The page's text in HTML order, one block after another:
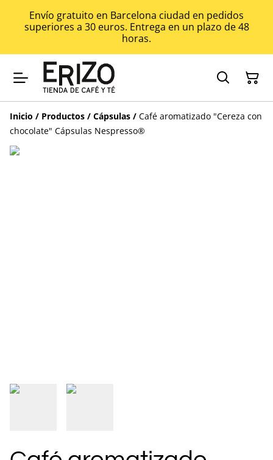
Envío gratuito en Barcelona ciudad en pedidos
superiores a 30 euros. Entrega en un plazo de 48
horas.
Inicio / Productos / Cápsulas / Café aromatizado "Cereza con
chocolate" Cápsulas Nespresso®